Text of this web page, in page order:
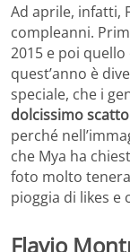
Ad aprile, infatti,
compleanni.
2015 e poi
quest’anno è
speciale, che i
dolcissimo
perché
che Mya ha
foto molto
pioggia di likes e
Flavio